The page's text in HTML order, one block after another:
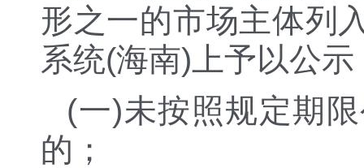
形之一的市场主体列
系统(海南)上予以公示
(一)未按照规定期
的；